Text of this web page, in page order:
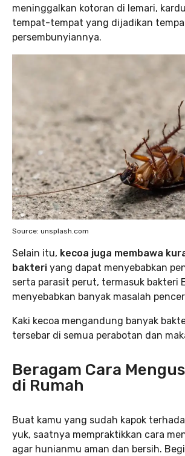
meninggalkan kotoran di lemari,
tempat-tempat yang dijadikan
persembunyiannya.
Source: unsplash.com
Selain itu, kecoa juga membawa
bakteri yang dapat menyebabkan
serta parasit perut, termasuk bakteri
menyebabkan banyak masalah
Kaki kecoa mengandung banyak
tersebar di semua perabotan dan
Beragam Cara
di Rumah
Buat kamu yang sudah kapok
yuk, saatnya mempraktikkan cara
agar hunianmu aman dan bersih.